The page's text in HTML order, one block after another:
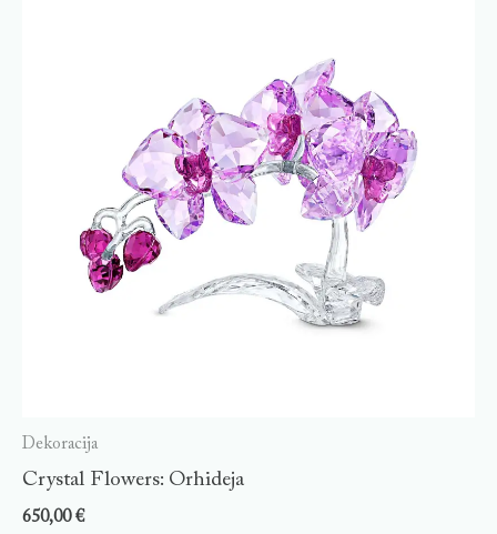
Dekoracija
Crystal Flowers: Orhideja
650,00€